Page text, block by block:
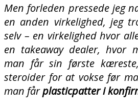
Men forleden pressede jeg
en anden virkelighed, jeg
selv – en virkelighed hvor
en takeaway dealer, hvor
man får sin første
steroider for at vokse før
man fårplasticpatter i